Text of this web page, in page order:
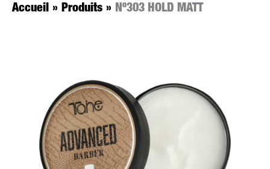
Accueil Produits Nº303 HOLD MATT